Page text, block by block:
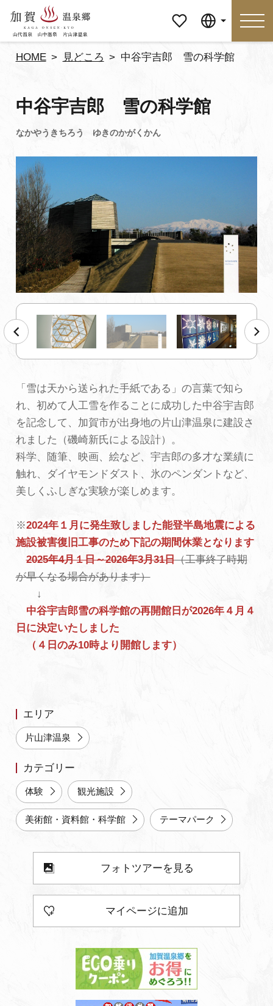
ージ
特集 おすすめの過ごし方
見どころ 食べる
おみやげ
泊まる アクセス
マイページ
初めての加賀温泉郷
加賀に泊まって！北陸巡り♪
ご当地グルメ
加賀 旅先納税
FAQ
お知らせ
動画を見る
パンフレットダウンロード
写真ダウンロード
よくあるご質問・お問い合わせ
プライバシーポリシー
HOME 見どころ 中谷宇吉郎 雪の科学館
中谷宇吉郎 雪の科学館
「雪は天から送られた手紙である」の言葉で知ら
れ、初めて人工雪を作ることに成功した中谷宇吉郎
を記念して、加賀市が出身地の片山津温泉に建設さ
れました（磯崎新氏による設計）。
科学、随筆、映画、絵など、宇吉郎の多才な業績に
触れ、ダイヤモンドダスト、氷のペンダントなど、
美しくふしぎな実験が楽しめます。
※2024年１月に発生致しました能登半島地震による
施設被害復旧工事のため下記の期間休業となります
2025年4月１日～2026年3月31日（工事終了時期
が早くなる場合があります）
↓
中谷宇吉郎雪の科学館の再開館日が2026年４月４
日に決定いたしました
（４日のみ10時より開館します）
エリア
片山津温泉
カテゴリー
体験 観光施設
美術館・資料館・科学館 テーマパーク
フォトツアーを見る
マイページに追加